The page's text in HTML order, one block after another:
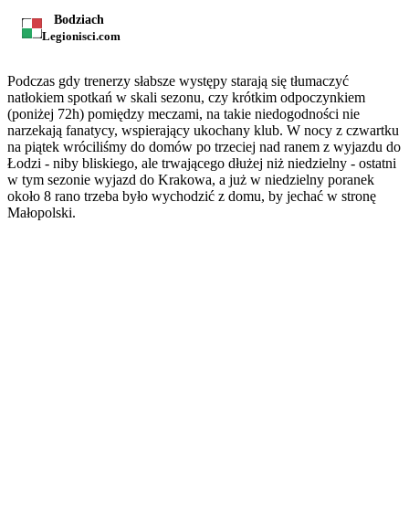
Bodziach
Legionisci.com
Podczas gdy trenerzy słabsze występy starają się tłumaczyć
natłokiem spotkań w skali sezonu, czy krótkim odpoczynkiem
(poniżej 72h) pomiędzy meczami, na takie niedogodności nie
narzekają fanatycy, wspierający ukochany klub. W nocy z czwartku
na piątek wróciliśmy do domów po trzeciej nad ranem z wyjazdu do
Łodzi - niby bliskiego, ale trwającego dłużej niż niedzielny - ostatni
w tym sezonie wyjazd do Krakowa, a już w niedzielny poranek
około 8 rano trzeba było wychodzić z domu, by jechać w stronę
Małopolski.